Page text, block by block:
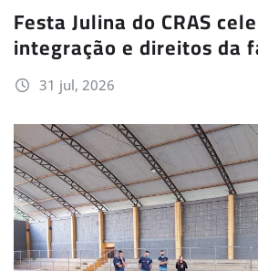
Festa Julina do CRAS
integração e direitos da
31 jul, 2026